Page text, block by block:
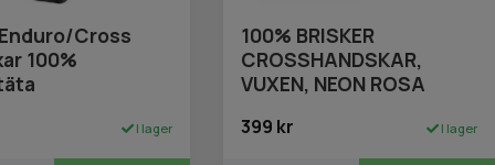
Cross
100%
I lager
100% BRISKER
CROSSHANDSKAR,
VUXEN, NEON ROSA
399 kr I lager